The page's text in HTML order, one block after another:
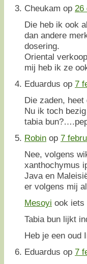
Cheukam op 26
Die heb ik ook
dan andere
dosering.
Oriental
mij heb ik ze
Eduardus op 7
Die zaden,
Nu ik toch
tabia
Robin op 7
Nee, volgens
xanthochymus
Java en
er volgens mij
Mesoyi ook iets
Tabia bun lijkt
Heb je een oud
Eduardus op 7